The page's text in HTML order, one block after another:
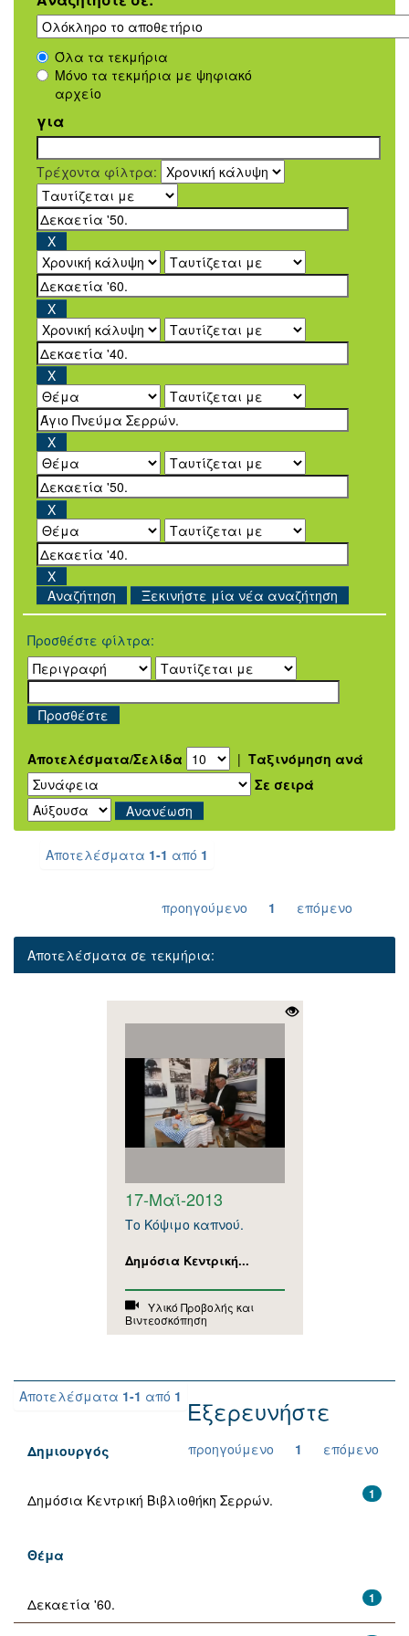
Όλα τα τεκμήρια
Μόνο τα τεκμήρια με ψηφιακό
αρχείο
για
Τρέχοντα φίλτρα:
Ξεκινήστε μία νέα αναζήτηση
Προσθέστε φίλτρα:
Αποτελέσματα/Σελίδα | Ταξινόμηση ανά
Σε σειρά
Αποτελέσματα 1-1 από 1
προηγούμενο 1 επόμενο
Αποτελέσματα σε τεκμήρια:
17-Μαΐ-2013
Το Κόψιμο καπνού.
Δημόσια Κεντρική...
Υλικό Προβολής και
Βιντεοσκόπηση
Αποτελέσματα 1-1 από 1
προηγούμενο 1 επόμενο
Εξερευνήστε
Δημιουργός
1
Δημόσια Κεντρική Βιβλιοθήκη Σερρών.
Θέμα
1
Δεκαετία '60.